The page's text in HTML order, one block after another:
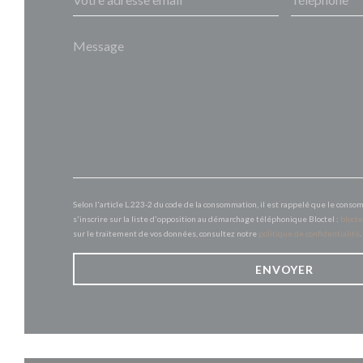
Selon l'article L.223-2 du code de la consommation, il est rappelé que le
s'inscrire sur la liste d'opposition au démarchage téléphonique Bloctel :
sur le traitement de vos données, consultez notre politique de confidentialité